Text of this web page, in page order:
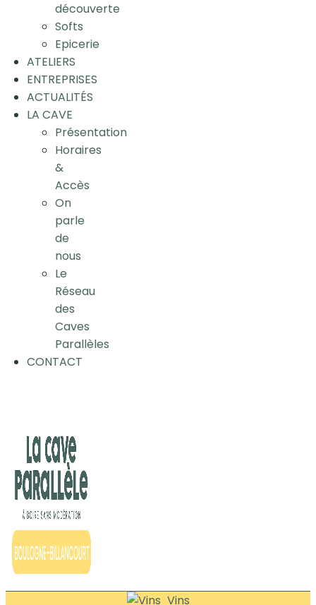
découverte
Softs
Epicerie
ATELIERS
ENTREPRISES
ACTUALITÉS
LA CAVE
Présentation
Horaires
&
Accès
On
parle
de
nous
Le
Réseau
des
Caves
Parallèles
CONTACT
Vins